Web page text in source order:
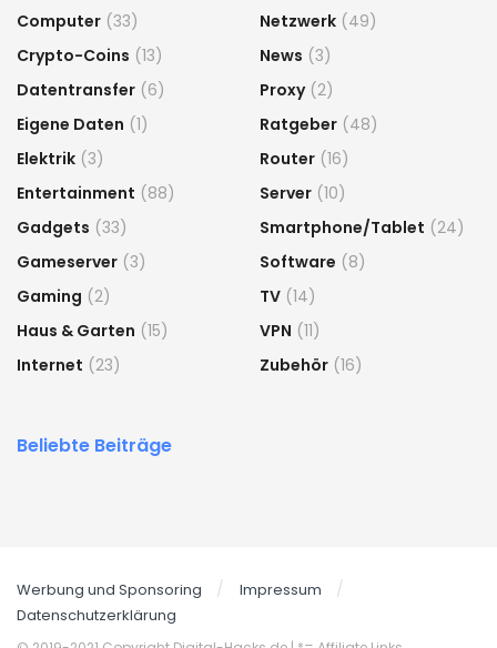
Computer (33)
Crypto-Coins (13)
Datentransfer (6)
Eigene Daten (1)
Elektrik (3)
Entertainment (88)
Gadgets (33)
Gameserver (3)
Gaming (2)
Haus & Garten (15)
Internet (23)
Netzwerk (49)
News (3)
Proxy(2)
Ratgeber (48)
Router (16)
Server (10)
Smartphone/Tablet (24)
Software (8)
TV (14)
VPN (11)
Zubehör (16)
Beliebte Beiträge
Werbung und Sponsoring
Impressum
Datenschutzerklärung